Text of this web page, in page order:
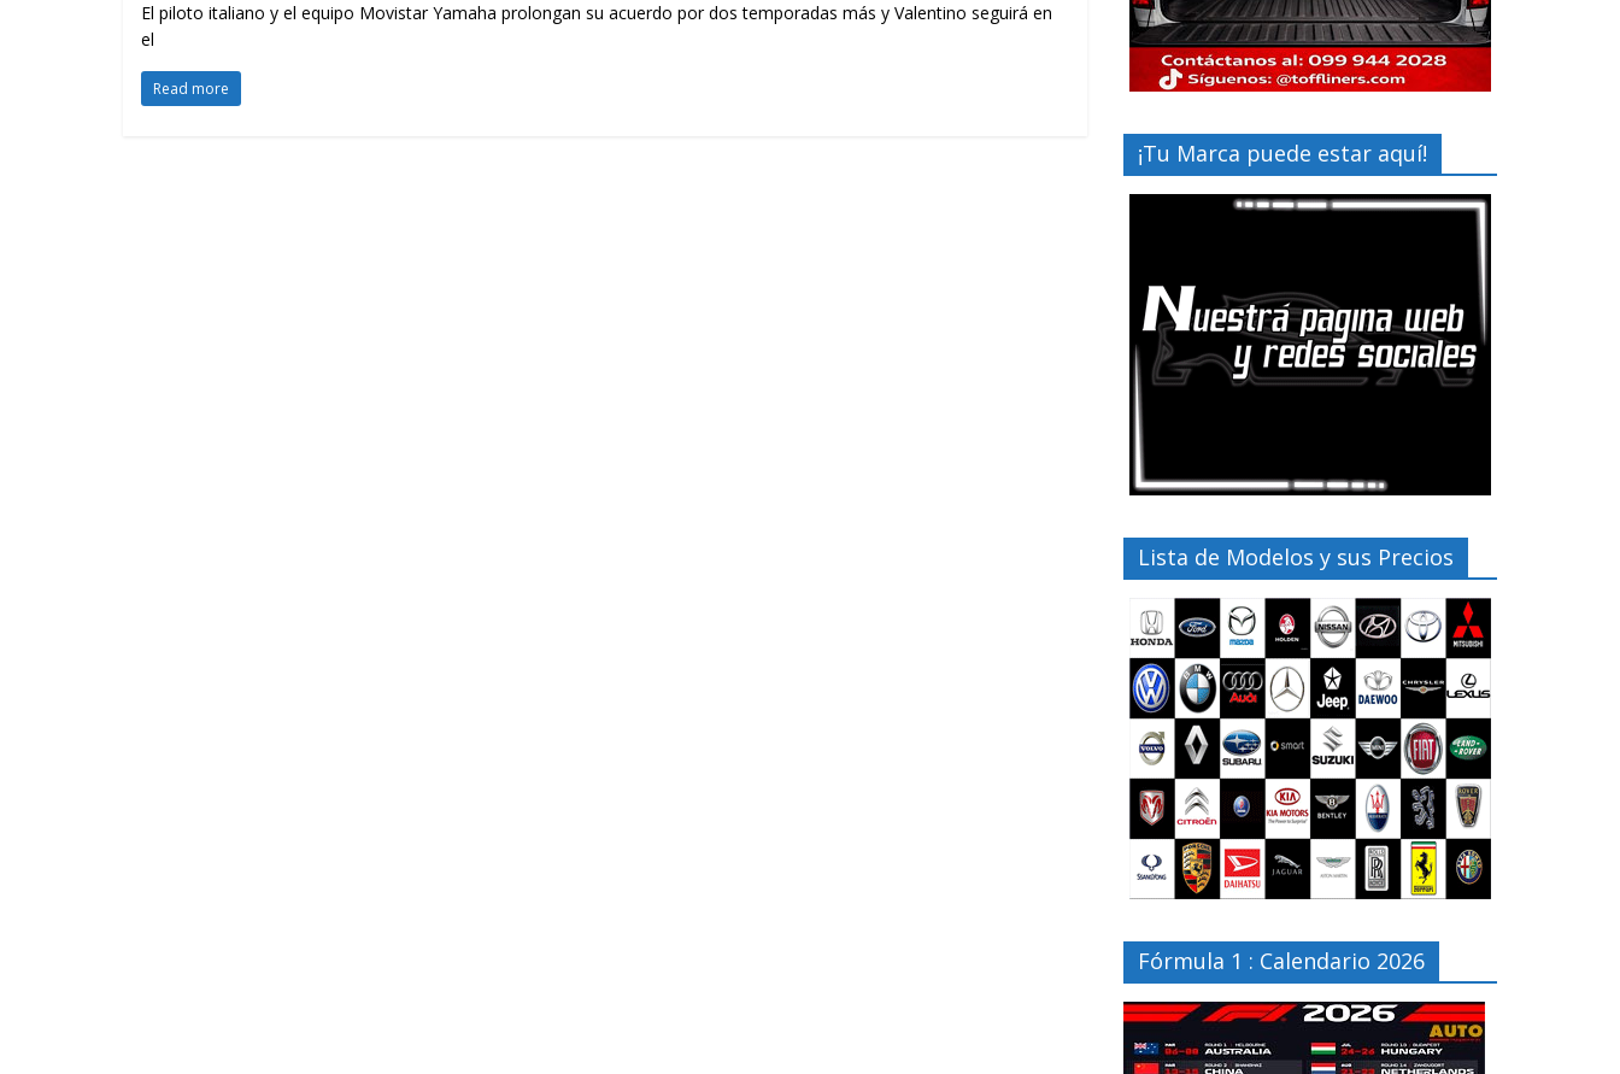
El piloto italiano y el equipo Movistar Yamaha prolongan su acuerdo por dos temporadas más y Valentino seguirá en
el
Read more
¡Tu Marca puede estar aquí!
Lista de Modelos y sus Precios
Fórmula 1 : Calendario 2026